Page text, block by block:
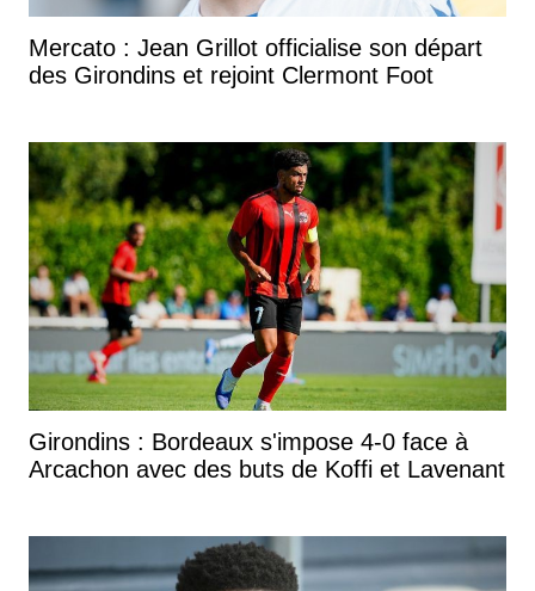
Mercato : Jean Grillot officialise son départ
des Girondins et rejoint Clermont Foot
Girondins : Bordeaux s'impose 4-0 face à
Arcachon avec des buts de Koffi et Lavenant